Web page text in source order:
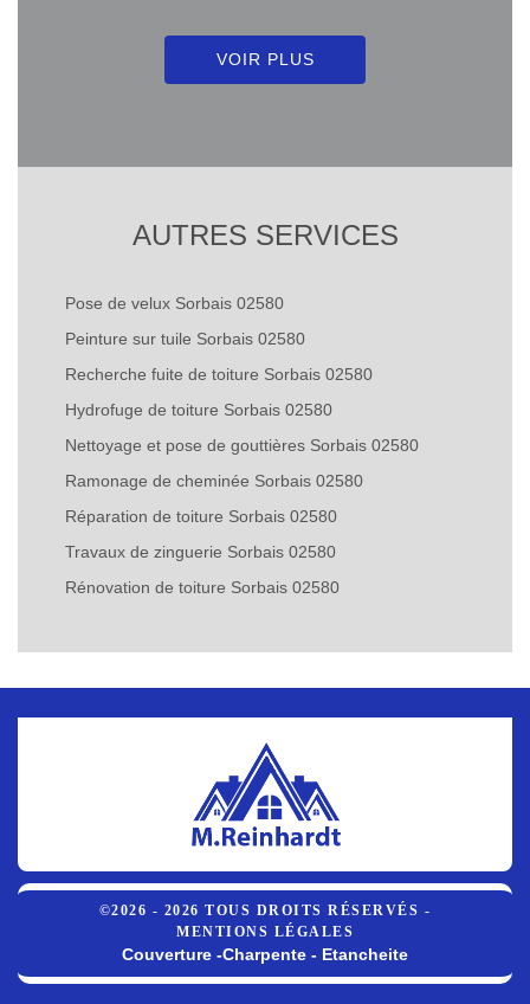
VOIR PLUS
AUTRES SERVICES
Pose de velux Sorbais 02580
Peinture sur tuile Sorbais 02580
Recherche fuite de toiture Sorbais 02580
Hydrofuge de toiture Sorbais 02580
Nettoyage et pose de gouttières Sorbais 02580
Ramonage de cheminée Sorbais 02580
Réparation de toiture Sorbais 02580
Travaux de zinguerie Sorbais 02580
Rénovation de toiture Sorbais 02580
©2026 - 2026 TOUS DROITS RÉSERVÉS -
MENTIONS LÉGALES
Couverture -Charpente - Etancheite